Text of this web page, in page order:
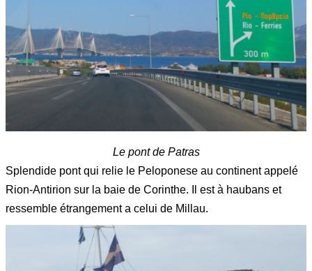
Le pont de Patras
Splendide pont qui relie le Peloponese au continent appelé
Rion-Antirion sur la baie de Corinthe. Il est à haubans et
ressemble étrangement a celui de Millau.